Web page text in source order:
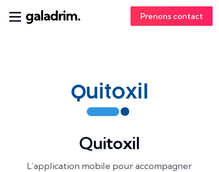
Prenons contact
Quitoxil
L’application mobile pour accompagner